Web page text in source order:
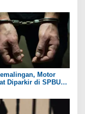
Motor
Diparkir di SPBU